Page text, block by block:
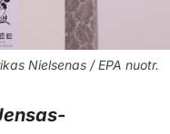
Nielsenas / EPA nuotr.